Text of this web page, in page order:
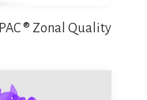
PAC ® Zonal Quality